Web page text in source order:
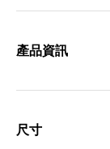
產品資訊
尺寸